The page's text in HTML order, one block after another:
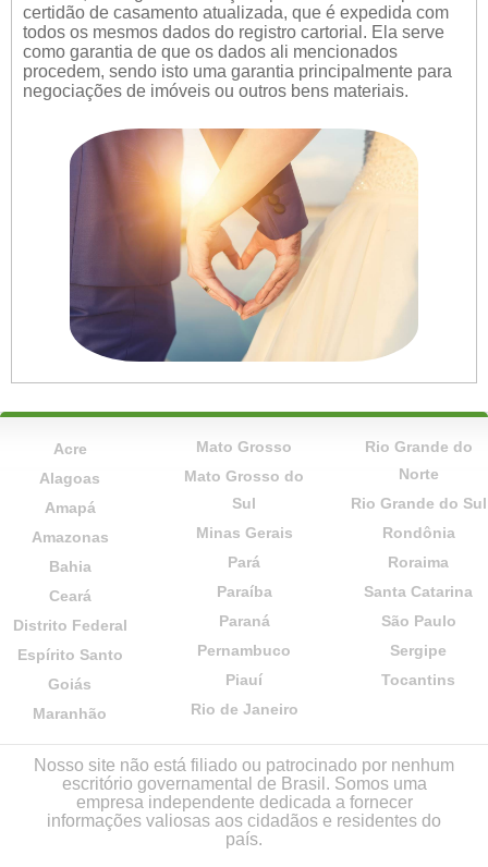
certidão de casamento atualizada, que é expedida com
todos os mesmos dados do registro cartorial. Ela serve
como garantia de que os dados ali mencionados
procedem, sendo isto uma garantia principalmente para
negociações de imóveis ou outros bens materiais.
Acre
Alagoas
Amapá
Amazonas
Bahia
Ceará
Distrito Federal
Espírito Santo
Goiás
Maranhão
Mato Grosso
Mato Grosso do
Sul
Minas Gerais
Pará
Paraíba
Paraná
Pernambuco
Piauí
Rio de Janeiro
Rio Grande do
Norte
Rio Grande do Sul
Rondônia
Roraima
Santa Catarina
São Paulo
Sergipe
Tocantins
Nosso site não está filiado ou patrocinado por nenhum
escritório governamental de Brasil. Somos uma
empresa independente dedicada a fornecer
informações valiosas aos cidadãos e residentes do
país.